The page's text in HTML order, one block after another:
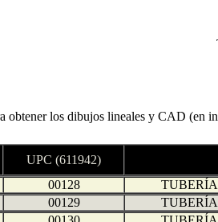
obtener los dibujos lineales y CAD (en
UPC (611942)
00128
00129